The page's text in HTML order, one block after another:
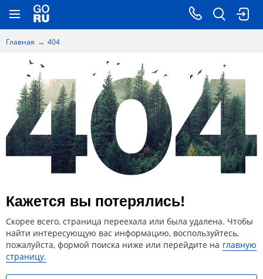
Главная 404
Кажется вы потерялись!
Скорее всего, страница переехала или была удалена. Чтобы
найти интересующую вас информацию, воспользуйтесь,
пожалуйста, формой поиска ниже или перейдите на главную
страницу.